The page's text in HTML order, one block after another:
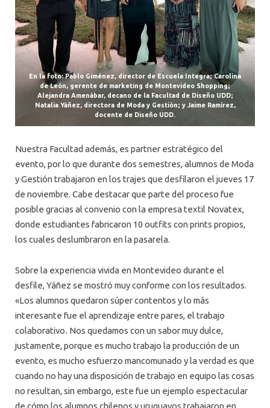
En la foto: Pablo Giménez, director de Escuela Integra; Carolina
de León, gerente de marketing de Montevideo Shopping;
Alejandra Amenábar, decano de la Facultad de Diseño UDD;
Natalia Yáñez, directora de Moda y Gestión; y Jaime Ramírez,
docente de Diseño UDD.
Nuestra Facultad además, es partner estratégico del
evento, por lo que durante dos semestres, alumnos de Moda
y Gestión trabajaron en los trajes que desfilaron el jueves 17
de noviembre. Cabe destacar que parte del proceso fue
posible gracias al convenio con la empresa textil Novatex,
donde estudiantes fabricaron 10 outfits con prints propios,
los cuales deslumbraron en la pasarela.
Sobre la experiencia vivida en Montevideo durante el
desfile, Yáñez se mostró muy conforme con los resultados.
«Los alumnos quedaron súper contentos y lo más
interesante fue el aprendizaje entre pares, el trabajo
colaborativo. Nos quedamos con un sabor muy dulce,
justamente, porque es mucho trabajo la producción de un
evento, es mucho esfuerzo mancomunado y la verdad es que
cuando no hay una disposición de trabajo en equipo las cosas
no resultan, sin embargo, este fue un ejemplo espectacular
de cómo los alumnos chilenos y uruguayos trabajaron en